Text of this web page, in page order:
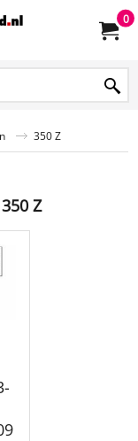
0
350 Z
Z